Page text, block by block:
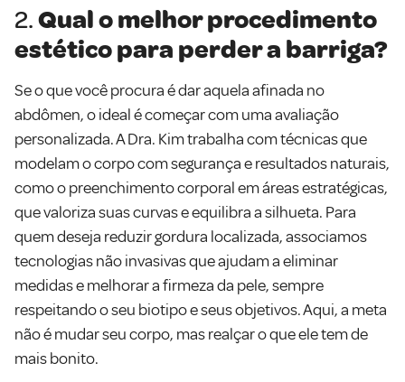
2.Qual o melhor procedimento
estético para perder a barriga?
Se o que você procura é dar aquela afinada no
abdômen, o ideal é começar com uma avaliação
personalizada. A Dra. Kim trabalha com técnicas que
modelam o corpo com segurança e resultados naturais,
como o preenchimento corporal em áreas estratégicas,
que valoriza suas curvas e equilibra a silhueta. Para
quem deseja reduzir gordura localizada, associamos
tecnologias não invasivas que ajudam a eliminar
medidas e melhorar a firmeza da pele, sempre
respeitando o seu biotipo e seus objetivos. Aqui, a meta
não é mudar seu corpo, mas realçar o que ele tem de
mais bonito.